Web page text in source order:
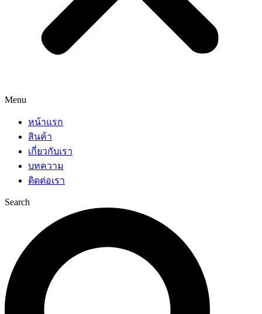
Menu
หน้าแรก
สินค้า
เกี่ยวกับเรา
บทความ
ติดต่อเรา
Search